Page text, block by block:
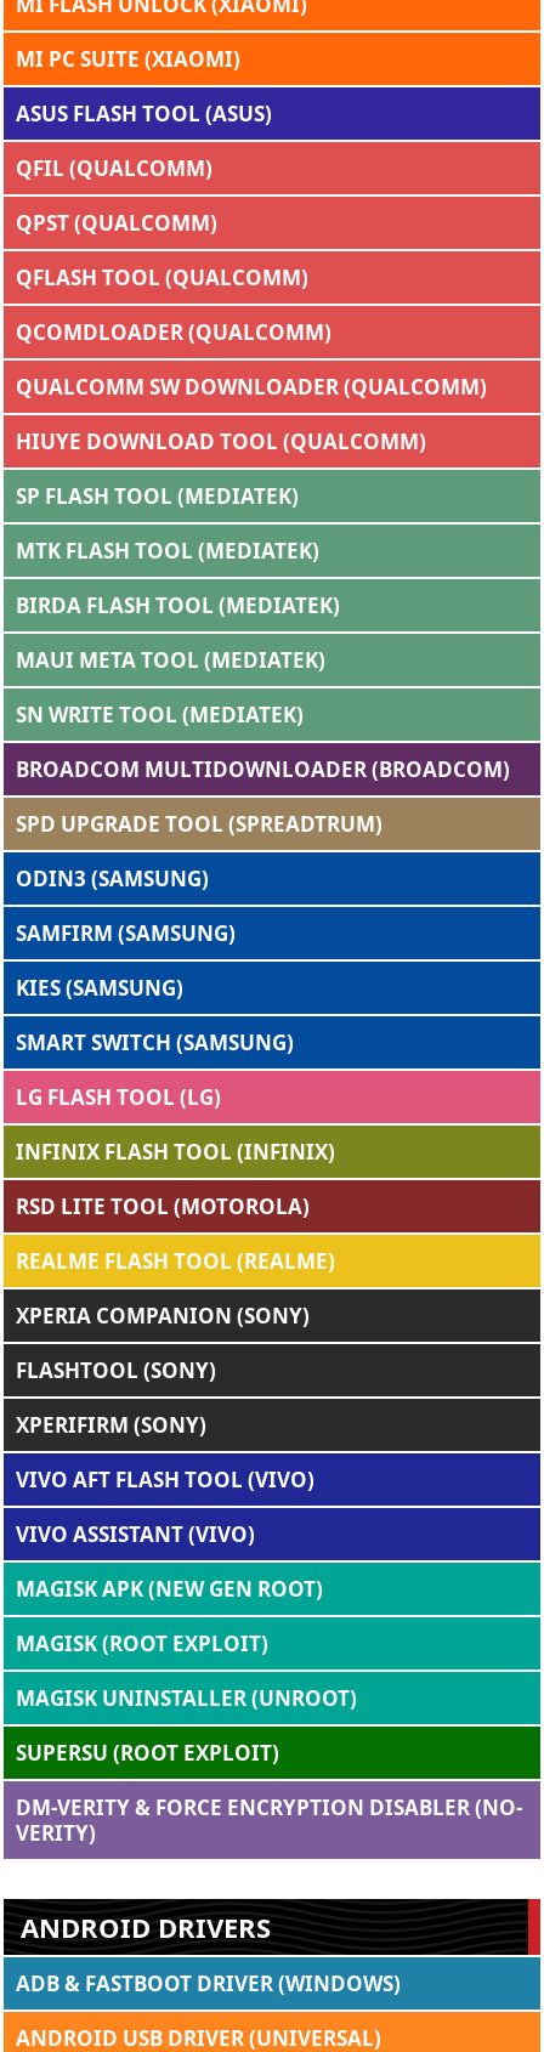
MI PC SUITE (XIAOMI)
ASUS FLASH TOOL (ASUS)
QFIL (QUALCOMM)
QPST (QUALCOMM)
QFLASH TOOL (QUALCOMM)
QCOMDLOADER (QUALCOMM)
QUALCOMM SW DOWNLOADER (QUALCOMM)
HIUYE DOWNLOAD TOOL (QUALCOMM)
SP FLASH TOOL (MEDIATEK)
MTK FLASH TOOL (MEDIATEK)
BIRDA FLASH TOOL (MEDIATEK)
MAUI META TOOL (MEDIATEK)
SN WRITE TOOL (MEDIATEK)
BROADCOM MULTIDOWNLOADER (BROADCOM)
SPD UPGRADE TOOL (SPREADTRUM)
ODIN3 (SAMSUNG)
SAMFIRM (SAMSUNG)
KIES (SAMSUNG)
SMART SWITCH (SAMSUNG)
LG FLASH TOOL (LG)
INFINIX FLASH TOOL (INFINIX)
RSD LITE TOOL (MOTOROLA)
REALME FLASH TOOL (REALME)
XPERIA COMPANION (SONY)
FLASHTOOL (SONY)
XPERIFIRM (SONY)
VIVO AFT FLASH TOOL (VIVO)
VIVO ASSISTANT (VIVO)
MAGISK APK (NEW GEN ROOT)
MAGISK (ROOT EXPLOIT)
MAGISK UNINSTALLER (UNROOT)
SUPERSU (ROOT EXPLOIT)
DM-VERITY & FORCE ENCRYPTION DISABLER (NO-
VERITY)
ANDROID DRIVERS
ADB & FASTBOOT DRIVER (WINDOWS)
ANDROID USB DRIVER (UNIVERSAL)